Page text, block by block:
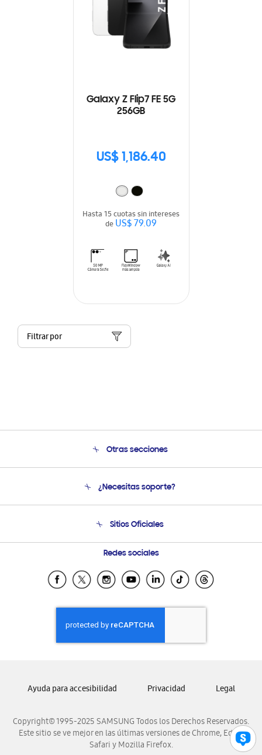
Galaxy Z Flip7 FE 5G
256GB
US$ 1,186.40
Hasta 15 cuotas sin intereses
deUS$ 79.09
Filtrar por
Otras secciones
Soporte
Condiciones de Compra
¿Necesitas soporte?
Soporte vía eMail
Preguntas Frecuentes
Sitios Oficiales
Samsung Costa Rica
Samsung Ecuador
Samsung El Salvador
Samsung Guatemala
Samsung Honduras
Samsung Nicaragua
Samsung Venezuela
Redes sociales
Copyright© 1995-2025 SAMSUNG Todos los Derechos Reservados.
Este sitio se ve mejor en las últimas versiones de Chrome, Edge,
Safari y Mozilla Firefox.
Ayuda para accesibilidad Privacidad Legal